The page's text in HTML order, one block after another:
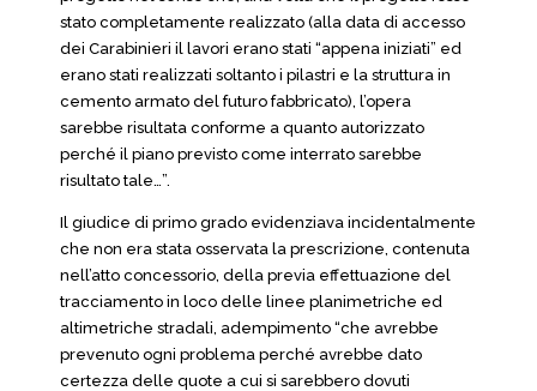
stato completamente realizzato (alla data di accesso
dei Carabinieri il lavori erano stati “appena iniziati” ed
erano stati realizzati soltanto i pilastri e la struttura in
cemento armato del futuro fabbricato), l’opera
sarebbe risultata conforme a quanto autorizzato
perché il piano previsto come interrato sarebbe
risultato tale…”.
Il giudice di primo grado evidenziava incidentalmente
che non era stata osservata la prescrizione, contenuta
nell’atto concessorio, della previa effettuazione del
tracciamento in loco delle linee planimetriche ed
altimetriche stradali, adempimento “che avrebbe
prevenuto ogni problema perché avrebbe dato
certezza delle quote a cui si sarebbero dovuti